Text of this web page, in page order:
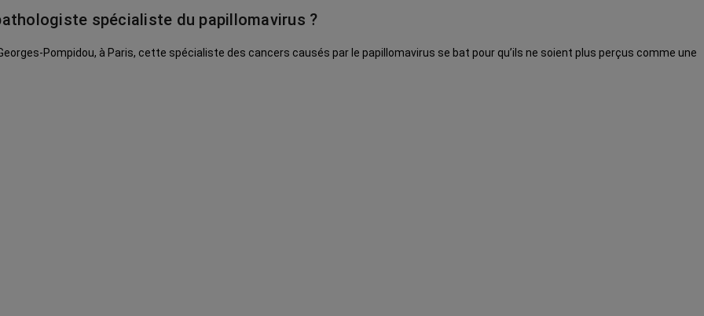
spécialiste du papillomavirus ?
Pompidou, à Paris, cette spécialiste des cancers causés par le papillomavirus se bat pour qu’ils ne soient plus perçus comme une